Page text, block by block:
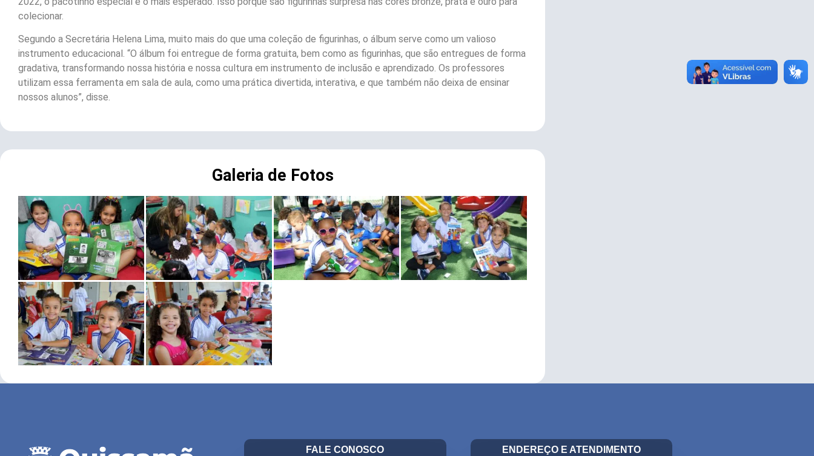
colecionar.
Segundo a Secretária Helena Lima, muito mais do que uma coleção de figurinhas, o álbum serve como um valioso
instrumento educacional. “O álbum foi entregue de forma gratuita, bem como as figurinhas, que são entregues de forma
gradativa, transformando nossa história e nossa cultura em instrumento de inclusão e aprendizado. Os professores
utilizam essa ferramenta em sala de aula, como uma prática divertida, interativa, e que também não deixa de ensinar
nossos alunos”, disse.
Galeria de Fotos
FALE CONOSCO ENDEREÇO E ATENDIMENTO